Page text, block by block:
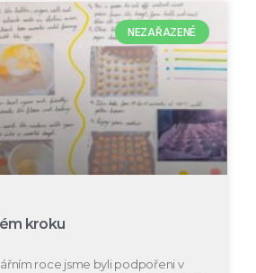
NEZAŘAZENÉ
kroku
roce jsme byli podpořeni v